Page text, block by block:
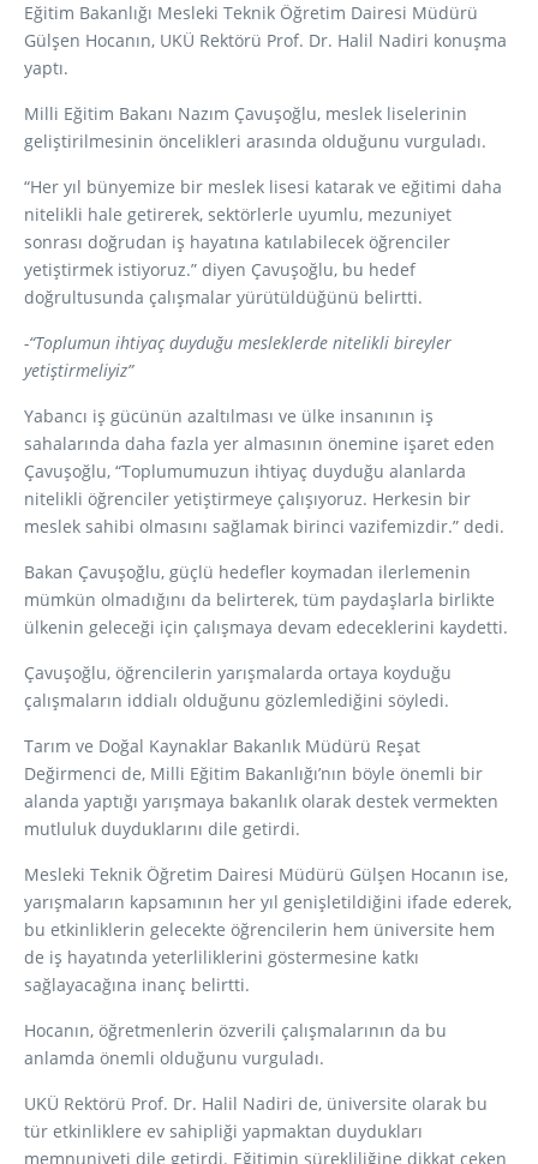
Eğitim Bakanlığı Mesleki Teknik Öğretim Dairesi Müdürü
Gülşen Hocanın, UKÜ Rektörü Prof. Dr. Halil Nadiri konuşma
yaptı.
Milli Eğitim Bakanı Nazım Çavuşoğlu, meslek liselerinin
geliştirilmesinin öncelikleri arasında olduğunu vurguladı.
“Her yıl bünyemize bir meslek lisesi katarak ve eğitimi daha
nitelikli hale getirerek, sektörlerle uyumlu, mezuniyet
sonrası doğrudan iş hayatına katılabilecek öğrenciler
yetiştirmek istiyoruz.” diyen Çavuşoğlu, bu hedef
doğrultusunda çalışmalar yürütüldüğünü belirtti.
-“Toplumun ihtiyaç duyduğu mesleklerde nitelikli bireyler
yetiştirmeliyiz”
Yabancı iş gücünün azaltılması ve ülke insanının iş
sahalarında daha fazla yer almasının önemine işaret eden
Çavuşoğlu, “Toplumumuzun ihtiyaç duyduğu alanlarda
nitelikli öğrenciler yetiştirmeye çalışıyoruz. Herkesin bir
meslek sahibi olmasını sağlamak birinci vazifemizdir.” dedi.
Bakan Çavuşoğlu, güçlü hedefler koymadan ilerlemenin
mümkün olmadığını da belirterek, tüm paydaşlarla birlikte
ülkenin geleceği için çalışmaya devam edeceklerini kaydetti.
Çavuşoğlu, öğrencilerin yarışmalarda ortaya koyduğu
çalışmaların iddialı olduğunu gözlemlediğini söyledi.
Tarım ve Doğal Kaynaklar Bakanlık Müdürü Reşat
Değirmenci de, Milli Eğitim Bakanlığı’nın böyle önemli bir
alanda yaptığı yarışmaya bakanlık olarak destek vermekten
mutluluk duyduklarını dile getirdi.
Mesleki Teknik Öğretim Dairesi Müdürü Gülşen Hocanın ise,
yarışmaların kapsamının her yıl genişletildiğini ifade ederek,
bu etkinliklerin gelecekte öğrencilerin hem üniversite hem
de iş hayatında yeterliliklerini göstermesine katkı
sağlayacağına inanç belirtti.
Hocanın, öğretmenlerin özverili çalışmalarının da bu
anlamda önemli olduğunu vurguladı.
UKÜ Rektörü Prof. Dr. Halil Nadiri de, üniversite olarak bu
tür etkinliklere ev sahipliği yapmaktan duydukları
memnuniyeti dile getirdi. Eğitimin sürekliliğine dikkat çeken